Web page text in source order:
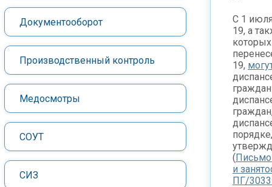
Документооборот
Производственный контроль
Медосмотры
СОУТ
СИЗ
С 1
19, а
19,
порядке,
(
и
ПГ/